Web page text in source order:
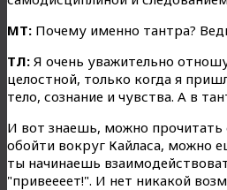
МТ: Почему именно тантра?
ТЛ: Я очень уважительно
целостной, только когда я
тело, сознание и чувства. А в
И вот знаешь, можно прочитать
обойти вокруг Кайласа, можно
ты начинаешь
"привеееет!". И нет никакой